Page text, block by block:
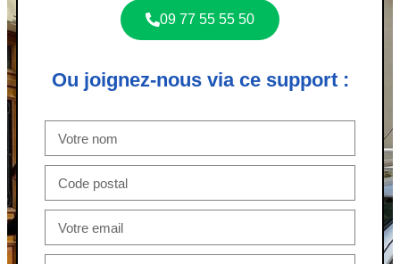
09 77 55 55 50
Ou joignez-nous via ce support :